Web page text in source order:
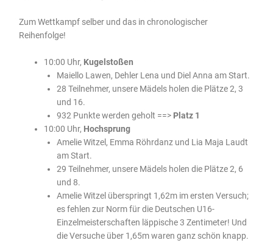
Zum Wettkampf selber und das in chronologischer
Reihenfolge!
10:00 Uhr, Kugelstoßen
Maiello Lawen, Dehler Lena und Diel Anna am Start.
28 Teilnehmer, unsere Mädels holen die Plätze 2, 3
und 16.
932 Punkte werden geholt ==> Platz 1
10:00 Uhr, Hochsprung
Amelie Witzel, Emma Röhrdanz und Lia Maja Laudt
am Start.
29 Teilnehmer, unsere Mädels holen die Plätze 2, 6
und 8.
Amelie Witzel überspringt 1,62m im ersten Versuch;
es fehlen zur Norm für die Deutschen U16-
Einzelmeisterschaften läppische 3 Zentimeter! Und
die Versuche über 1,65m waren ganz schön knapp.